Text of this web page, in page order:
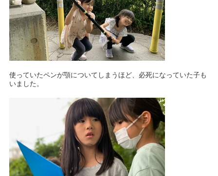
使っていたペンが顎についてしまうほど、必死になっていた子も
いました。